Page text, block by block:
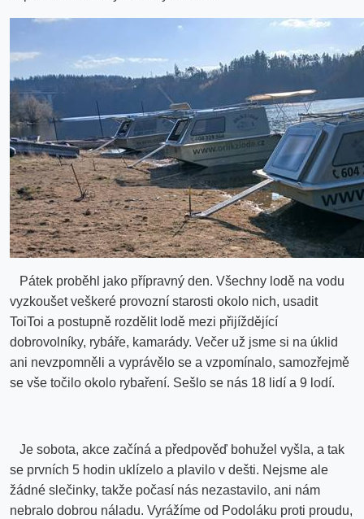
Pátek proběhl jako přípravný den. Všechny lodě na vodu
vyzkoušet veškeré provozní starosti okolo nich, usadit
ToiToi a postupně rozdělit lodě mezi přijíždějící
dobrovolníky, rybáře, kamarády. Večer už jsme si na úklid
ani nevzpomněli a vyprávělo se a vzpomínalo, samozřejmě
se vše točilo okolo rybaření. Sešlo se nás 18 lidí a 9 lodí.
Je sobota, akce začíná a předpověď bohužel vyšla, a tak
se prvních 5 hodin uklízelo a plavilo v dešti. Nejsme ale
žádné slečinky, takže počasí nás nezastavilo, ani nám
nebralo dobrou náladu. Vyrážíme od Podoláku proti proudu,